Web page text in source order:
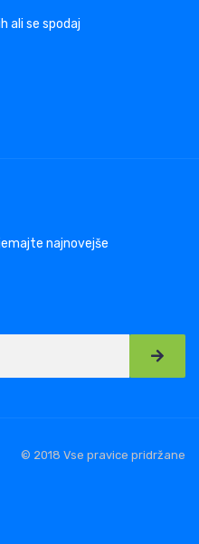
ali se spodaj
najnovejše
© 2018 Vse pravice pridržane